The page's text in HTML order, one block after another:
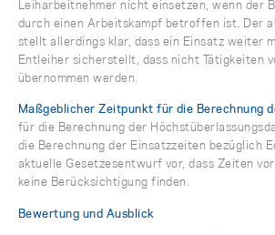
Leiharbeitnehmer nicht einsetzen, wenn der
durch einen Arbeitskampf betroffen ist. Der
stellt allerdings klar, dass ein Einsatz weiter
Entleiher sicherstellt, dass nicht Tätigkeiten
übernommen werden.
Maßgeblicher Zeitpunkt für die Berechnung
für die Berechnung der
die Berechnung der Einsatzzeiten bezüglich
aktuelle Gesetzesentwurf vor, dass Zeiten
keine Berücksichtigung finden.
Bewertung und Ausblick